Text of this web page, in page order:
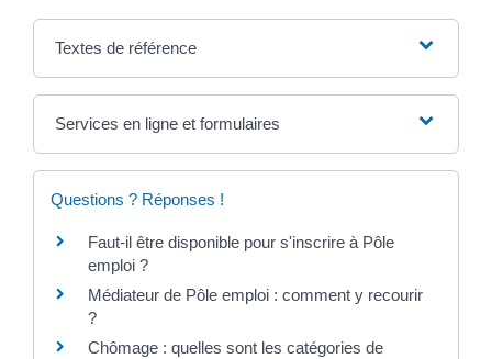
Textes de référence
Services en ligne et formulaires
Questions ? Réponses !
Faut-il être disponible pour s'inscrire à Pôle
emploi ?
Médiateur de Pôle emploi : comment y recourir
?
Chômage : quelles sont les catégories de